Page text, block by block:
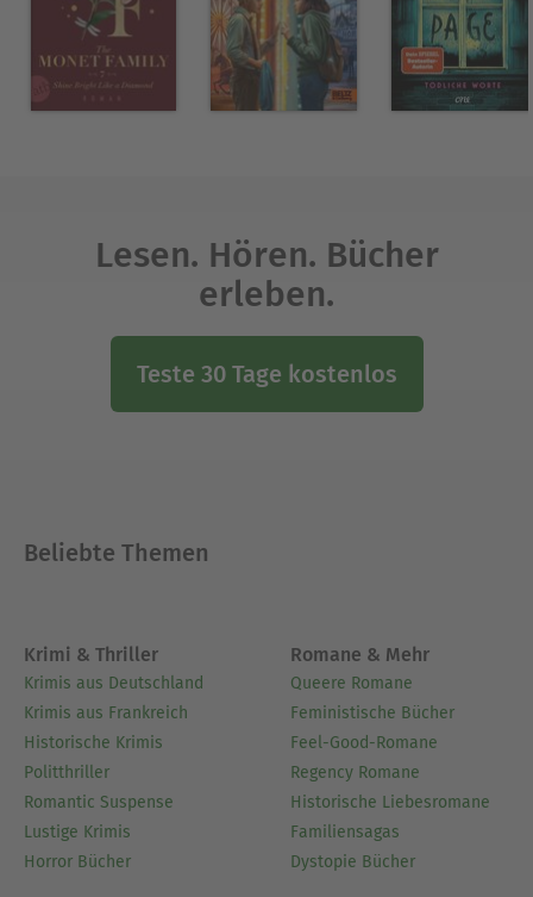
Lesen. Hören. Bücher
erleben.
Teste 30 Tage kostenlos
Beliebte Themen
Krimi & Thriller
Krimis aus Deutschland
Krimis aus Frankreich
Historische Krimis
Politthriller
Romantic Suspense
Lustige Krimis
Horror Bücher
Romane & Mehr
Queere Romane
Feministische Bücher
Feel-Good-Romane
Regency Romane
Historische Liebesromane
Familiensagas
Dystopie Bücher